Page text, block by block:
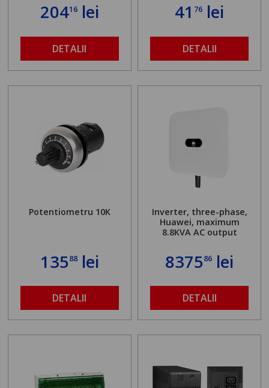
20416lei
DETALII
41 76 lei
DETALII
Potentiometru 10K
13588lei
DETALII
Inverter, three-phase,
Huawei, maximum
8.8KVA AC output
837586 lei
DETALII